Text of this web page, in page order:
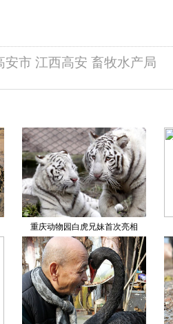
安市 江西高安 畜牧水产局
园白虎兄妹首次亮相 2014年10张